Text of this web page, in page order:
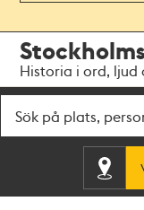
navigationen
huvudinnehållet
Historia i ord, ljud